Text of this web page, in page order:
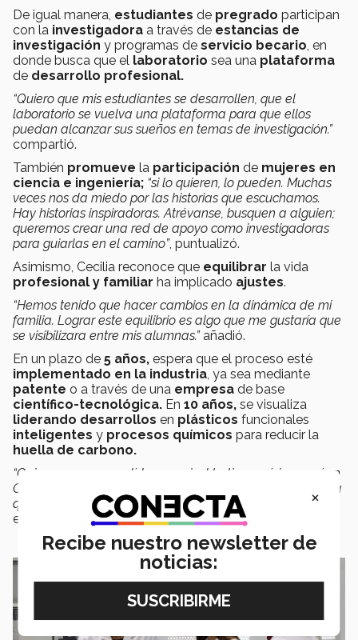
De igual manera, estudiantes de pregrado participan
con la investigadora a través de estancias de
investigación y programas de servicio becario, en
donde busca que el laboratorio sea una plataforma
de desarrollo profesional.
“Quiero que mis estudiantes se desarrollen, que el
laboratorio se vuelva una plataforma para que ellos
puedan alcanzar sus sueños en temas de investigación.”
compartió.
También promueve la participación de mujeres en
ciencia e ingeniería; “si lo quieren, lo pueden. Muchas
veces nos da miedo por las historias que escuchamos.
Hay historias inspiradoras. Atrévanse, busquen a alguien;
queremos crear una red de apoyo como investigadoras
para guiarlas en el camino”, puntualizó.
Asimismo, Cecilia reconoce que equilibrar la vida
profesional y familiar ha implicado ajustes.
“Hemos tenido que hacer cambios en la dinámica de mi
familia. Lograr este equilibrio es algo que me gustaría que
se visibilizara entre mis alumnas.” añadió.
En un plazo de 5 años, espera que el proceso esté
implementado en la industria, ya sea mediante
patente o a través de una empresa de base
científico-tecnológica. En 10 años, se visualiza
liderando desarrollos en plásticos funcionales
inteligentes y procesos químicos para reducir la
huella de carbono.
“Quiero que seamos líderes a nivel Latinoamérica aquí en
Querétaro. Aquí también se está desarrollando tecnología
química y en materiales; es algo importante de visibilizar.”
externó.
×
Recibe nuestro newsletter de
noticias: